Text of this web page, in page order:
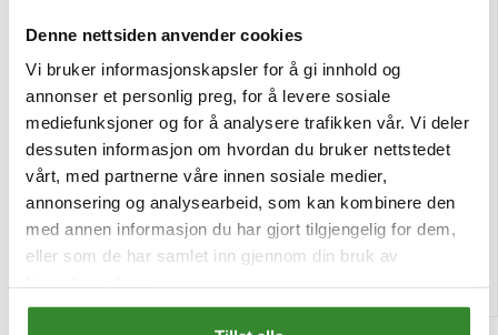
Denne nettsiden anvender cookies
Vi bruker informasjonskapsler for å gi innhold og
annonser et personlig preg, for å levere sosiale
mediefunksjoner og for å analysere trafikken vår. Vi deler
dessuten informasjon om hvordan du bruker nettstedet
vårt, med partnerne våre innen sosiale medier,
annonsering og analysearbeid, som kan kombinere den
med annen informasjon du har gjort tilgjengelig for dem,
eller som de har samlet inn gjennom din bruk av
Pommes frites krydder
840g
Pris
kr 78,28
/stk
Kimchi spice mix 315g
Pris
kr 136,99 /stk